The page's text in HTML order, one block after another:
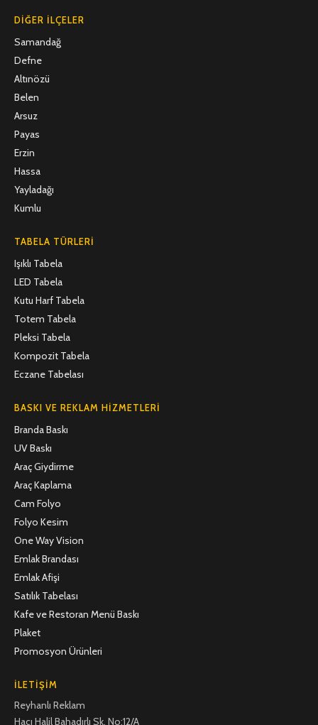
DIĞER İLÇELER
Samandağ
Defne
Altınözü
Belen
Arsuz
Payas
Erzin
Hassa
Yayladağı
Kumlu
TABELA TÜRLERI
Işıklı Tabela
LED Tabela
Kutu Harf Tabela
Totem Tabela
Pleksi Tabela
Kompozit Tabela
Eczane Tabelası
BASKI VE REKLAM HIZMETLERI
Branda Baskı
UV Baskı
Araç Giydirme
Araç Kaplama
Cam Folyo
Folyo Kesim
One Way Vision
Emlak Brandası
Emlak Afişi
Satılık Tabelası
Kafe ve Restoran Menü Baskı
Plaket
Promosyon Ürünleri
İLETIŞIM
Reyhanlı Reklam
Hacı Halil Bahadırlı Sk. No:12/A